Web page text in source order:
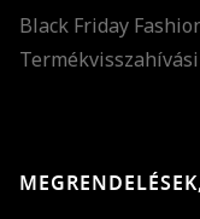
Black Friday